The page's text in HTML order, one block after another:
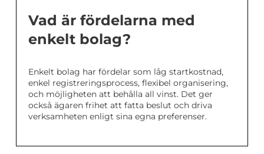
Vad är fördelarna med
enkelt bolag?
Enkelt bolag har fördelar som låg startkostnad,
enkel registreringsprocess, flexibel organisering,
och möjligheten att behålla all vinst. Det ger
också ägaren frihet att fatta beslut och driva
verksamheten enligt sina egna preferenser.